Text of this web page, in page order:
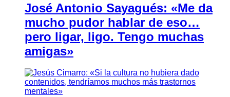
José Antonio Sayagués: «Me da
mucho pudor hablar de eso…
pero ligar, ligo. Tengo muchas
amigas»